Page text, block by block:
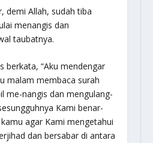
demi Allah, sudah tiba
menangis dan
taubatnya.
berkata, “Aku mendengar
malam membaca surah
me-nangis dan mengulang-
Kami benar-
agar Kami mengetahui
dan bersabar di antara